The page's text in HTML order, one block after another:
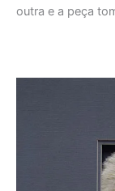
outra e a peça